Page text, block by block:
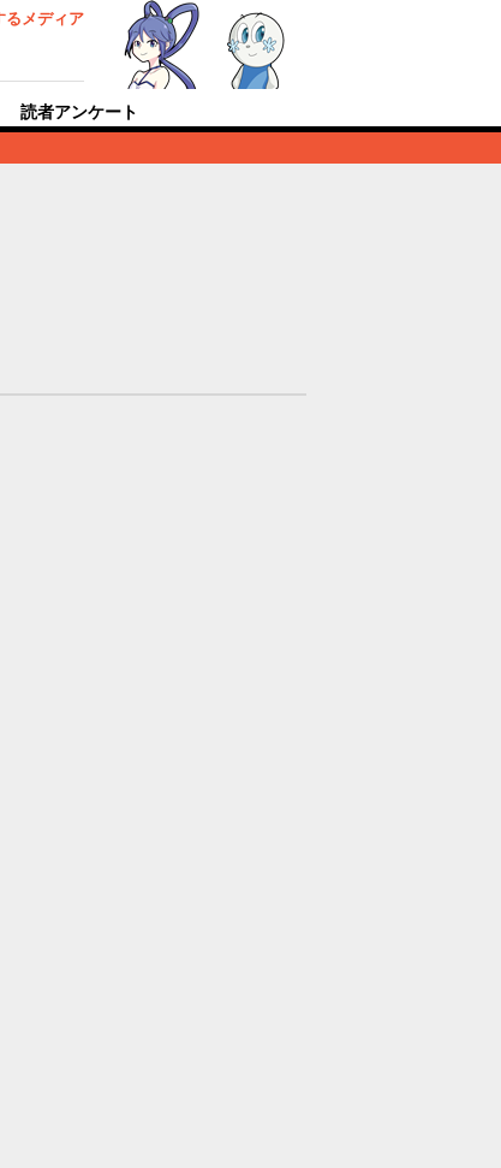
るメディア
読者アンケート